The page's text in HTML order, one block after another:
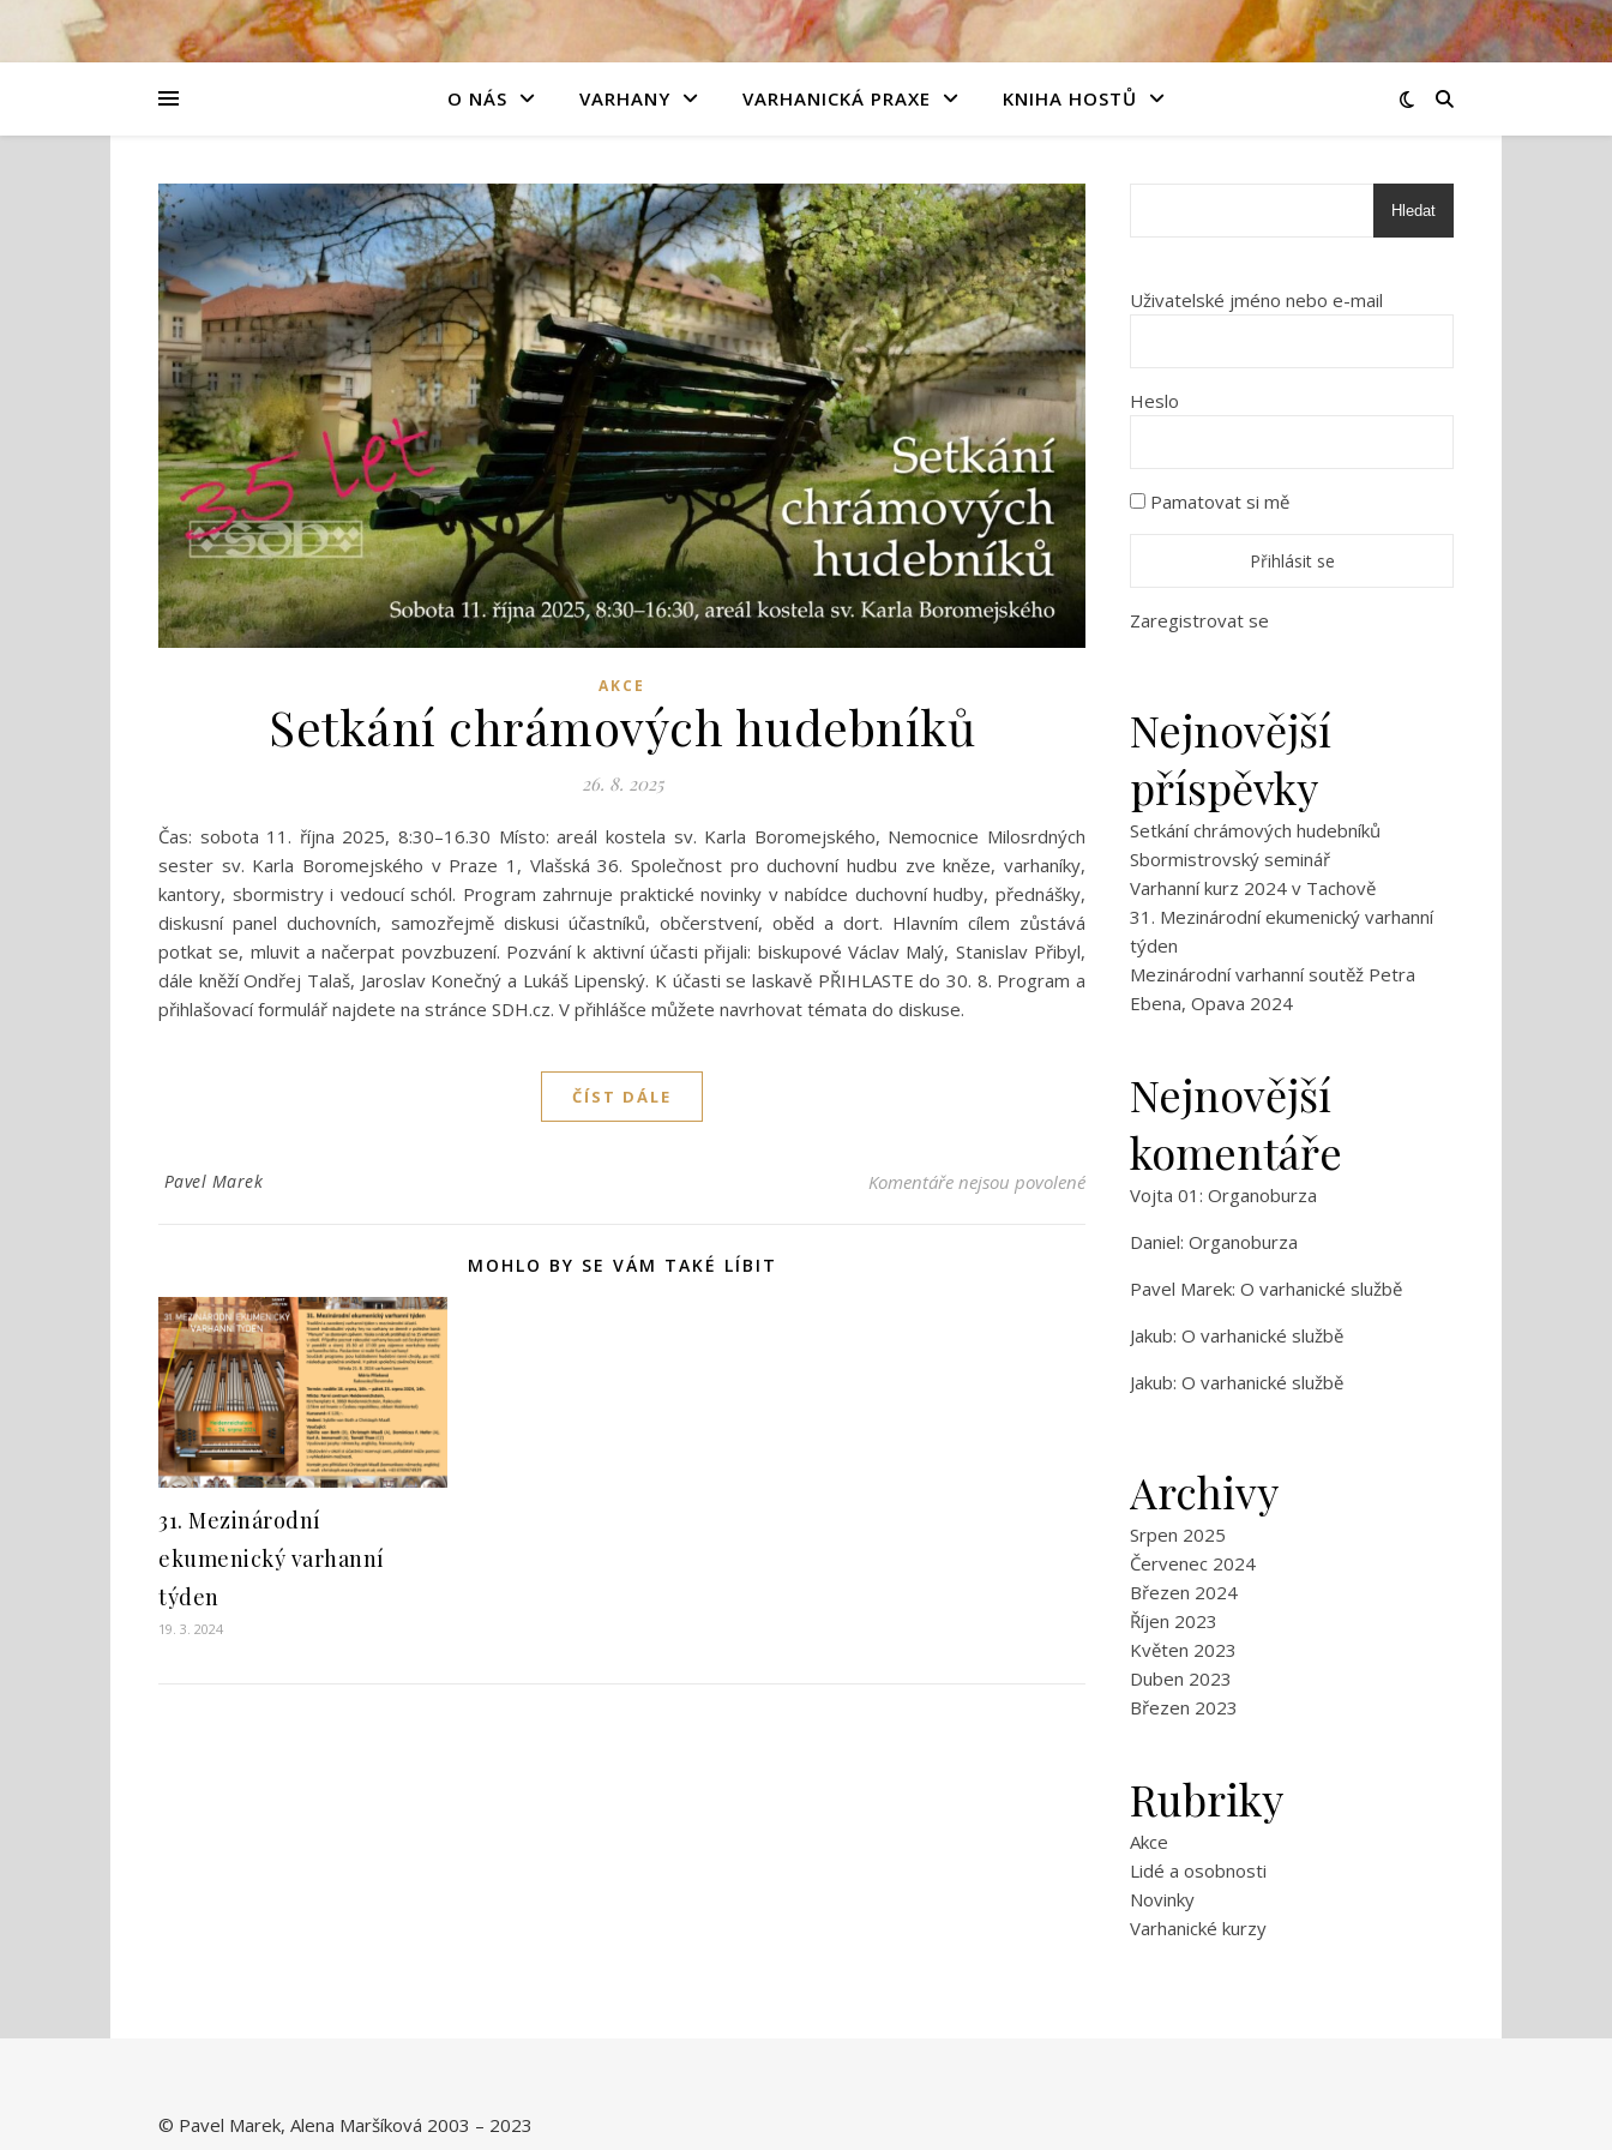
O NÁS VARHANY VARHANICKÁ PRAXE KNIHA HOSTŮ
AKCE
Setkání chrámových hudebníků
26. 8. 2025
Čas: sobota 11. října 2025, 8:30–16.30 Místo: areál kostela sv. Karla Boromejského, Nemocnice Milosrdných
sester sv. Karla Boromejského v Praze 1, Vlašská 36. Společnost pro duchovní hudbu zve kněze, varhaníky,
kantory, sbormistry i vedoucí schól. Program zahrnuje praktické novinky v nabídce duchovní hudby, přednášky,
diskusní panel duchovních, samozřejmě diskusi účastníků, občerstvení, oběd a dort. Hlavním cílem zůstává
potkat se, mluvit a načerpat povzbuzení. Pozvání k aktivní účasti přijali: biskupové Václav Malý, Stanislav Přibyl,
dále kněží Ondřej Talaš, Jaroslav Konečný a Lukáš Lipenský. K účasti se laskavě PŘIHLASTE do 30. 8. Program a
přihlašovací formulář najdete na stránce SDH.cz. V přihlášce můžete navrhovat témata do diskuse.
ČÍST DÁLE
Pavel Marek Komentáře nejsou povolenéu textu s názvem Setkání chrámových hudebníků
MOHLO BY SE VÁM TAKÉ LÍBIT
31. Mezinárodní
ekumenický varhanní
týden
19. 3. 2024
Hledat
Uživatelské jméno nebo e-mail
Heslo
Pamatovat si mě
Zaregistrovat se
Nejnovější
příspěvky
Setkání chrámových hudebníků
Sbormistrovský seminář
Varhanní kurz 2024 v Tachově
31. Mezinárodní ekumenický varhanní
týden
Mezinárodní varhanní soutěž Petra
Ebena, Opava 2024
Nejnovější
komentáře
Vojta 01 : Organoburza
Daniel: Organoburza
Pavel Marek: O varhanické službě
Jakub: O varhanické službě
Jakub: O varhanické službě
Archivy
Srpen 2025
Červenec 2024
Březen 2024
Říjen 2023
Květen 2023
Duben 2023
Březen 2023
Rubriky
Akce
Lidé a osobnosti
Novinky
Varhanické kurzy
© Pavel Marek, Alena Maršíková 2003 – 2023